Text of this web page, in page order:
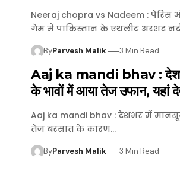
Neeraj chopra vs Nadeem :
गेम में पाकिस्तान के एथलीट अरशद
ByParvesh Malik 3 Min Read
Aaj ka mandi bhav :
के भावाें में आया तेज उफान, यहां
Aaj ka mandi bhav : देशभर में
तेज बरसात के कारण…
ByParvesh Malik 3 Min Read